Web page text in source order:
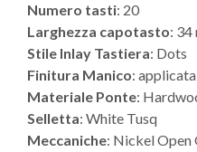
Numero tasti: 20
Larghezza capotasto: 34
Stile Inlay Tastiera: Dots
Finitura Manico:
Materiale Ponte:
Selletta: White Tusq
Meccaniche: Nickel Open